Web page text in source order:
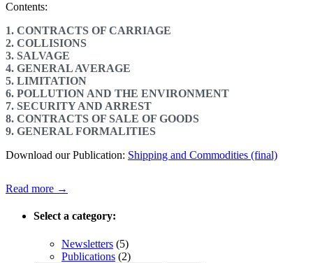
Contents:
1. CONTRACTS OF CARRIAGE
2. COLLISIONS
3. SALVAGE
4. GENERAL AVERAGE
5. LIMITATION
6. POLLUTION AND THE ENVIRONMENT
7. SECURITY AND ARREST
8. CONTRACTS OF SALE OF GOODS
9. GENERAL FORMALITIES
Download our Publication: Shipping and Commodities (final)
Read more →
Select a category:
Newsletters (5)
Publications (2)